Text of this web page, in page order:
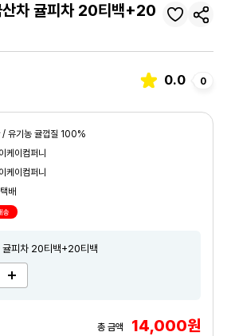
산차 귤피차 20티백+20
0.0 0
/ 유기농 귤껍질 100%
케이컴퍼니
케이컴퍼니
배
송
귤피차 20티백+20티백
총 금액 14,000원